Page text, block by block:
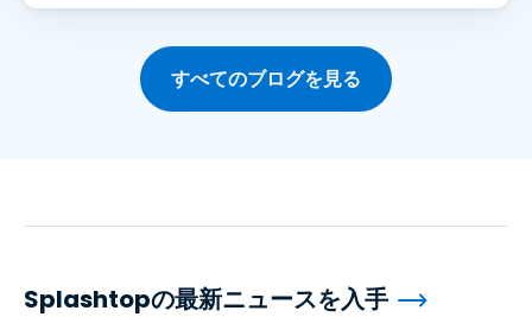
すべてのブログを見る
Splashtopの最新ニュースを入手